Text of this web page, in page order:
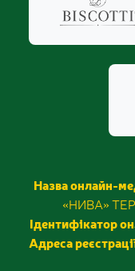
Назва онлайн-
«НИВА»
Ідентифікатор
Адреса